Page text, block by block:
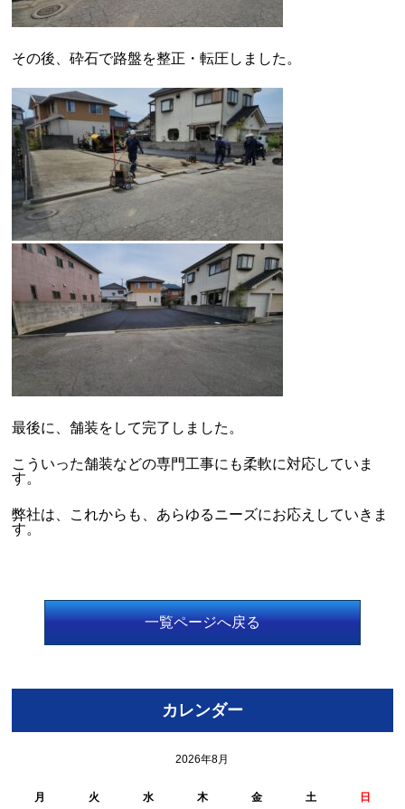
その後、砕石で路盤を整正・転圧しました。
最後に、舗装をして完了しました。
こういった舗装などの専門工事にも柔軟に対応していま
す。
弊社は、これからも、あらゆるニーズにお応えしていきま
す。
一覧ページへ戻る
カレンダー
2026年8月
月 火 水 木 金 土
日